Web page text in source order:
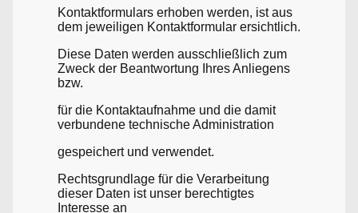
Kontaktformulars erhoben werden, ist aus
dem jeweiligen Kontaktformular ersichtlich.
Diese Daten werden ausschließlich zum
Zweck der Beantwortung Ihres Anliegens
bzw.
für die Kontaktaufnahme und die damit
verbundene technische Administration
gespeichert und verwendet.
Rechtsgrundlage für die Verarbeitung
dieser Daten ist unser berechtigtes
Interesse an